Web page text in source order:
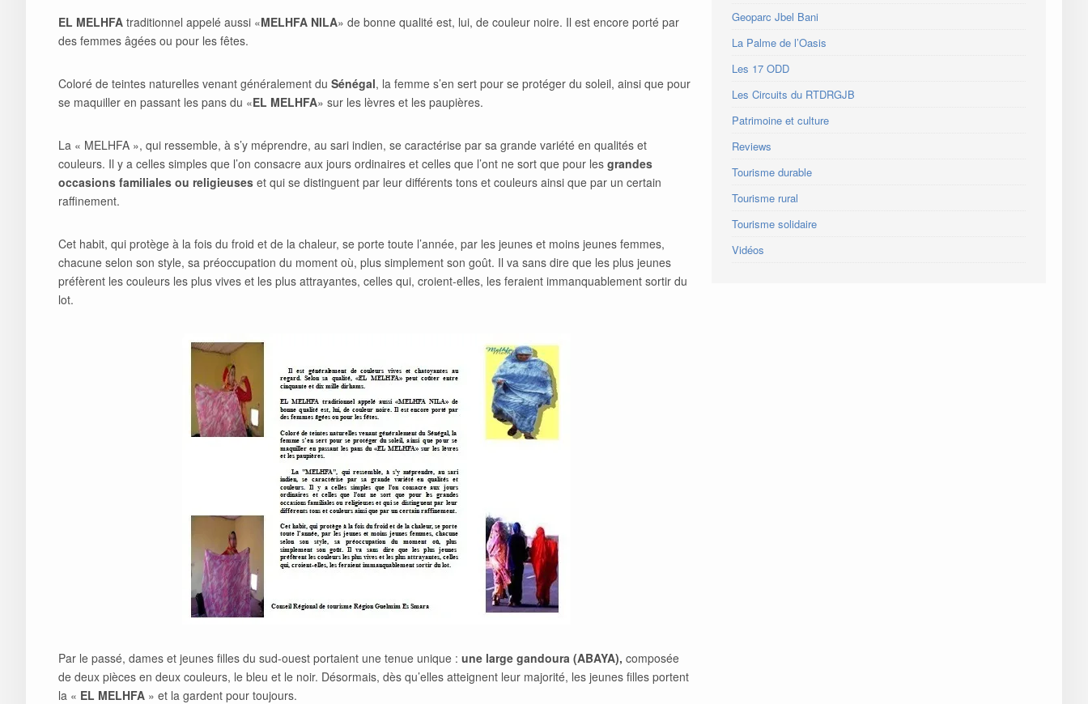
EL MELHFA traditionnel appelé aussi «MELHFA NILA» de bonne qualité est, lui, de couleur noire. Il est encore porté par
des femmes âgées ou pour les fêtes.
Coloré de teintes naturelles venant généralement du Sénégal, la femme s’en sert pour se protéger du soleil, ainsi que pour
se maquiller en passant les pans du «EL MELHFA» sur les lèvres et les paupières.
La « MELHFA », qui ressemble, à s’y méprendre, au sari indien, se caractérise par sa grande variété en qualités et
couleurs. Il y a celles simples que l’on consacre aux jours ordinaires et celles que l’ont ne sort que pour les grandes
occasions familiales ou religieuses et qui se distinguent par leur différents tons et couleurs ainsi que par un certain
raffinement.
Cet habit, qui protège à la fois du froid et de la chaleur, se porte toute l’année, par les jeunes et moins jeunes femmes,
chacune selon son style, sa préoccupation du moment où, plus simplement son goût. Il va sans dire que les plus jeunes
préfèrent les couleurs les plus vives et les plus attrayantes, celles qui, croient-elles, les feraient immanquablement sortir du
lot.
Par le passé, dames et jeunes filles du sud-ouest portaient une tenue unique : une large gandoura (ABAYA), composée
de deux pièces en deux couleurs, le bleu et le noir. Désormais, dès qu’elles atteignent leur majorité, les jeunes filles portent
la « EL MELHFA » et la gardent pour toujours.
Geoparc Jbel Bani
La Palme de l’Oasis
Les 17 ODD
Les Circuits du RTDRGJB
Patrimoine et culture
Reviews
Tourisme durable
Tourisme rural
Tourisme solidaire
Vidéos